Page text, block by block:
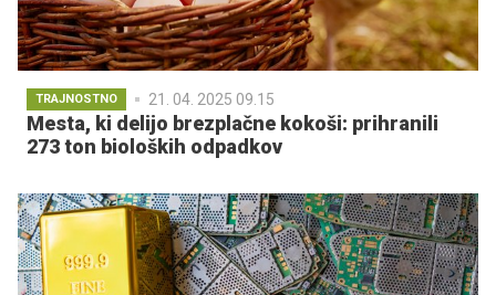
TRAJNOSTNO 21. 04. 2025 09.15
Mesta, ki delijo brezplačne kokoši: prihranili
273 ton bioloških odpadkov